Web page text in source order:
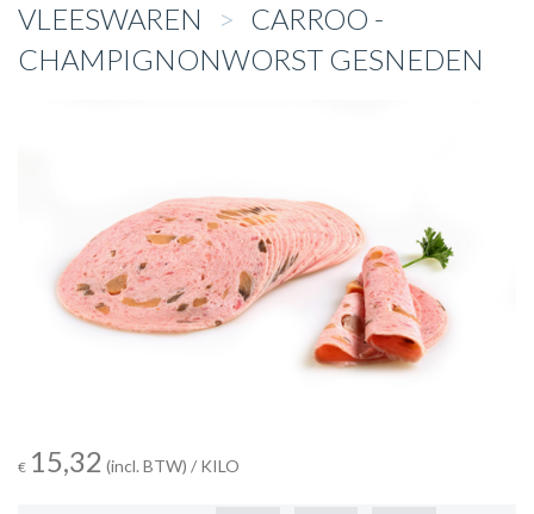
VLEESWAREN > CARROO -
CHAMPIGNONWORST GESNEDEN
€ 15,32 (incl. BTW) / KILO